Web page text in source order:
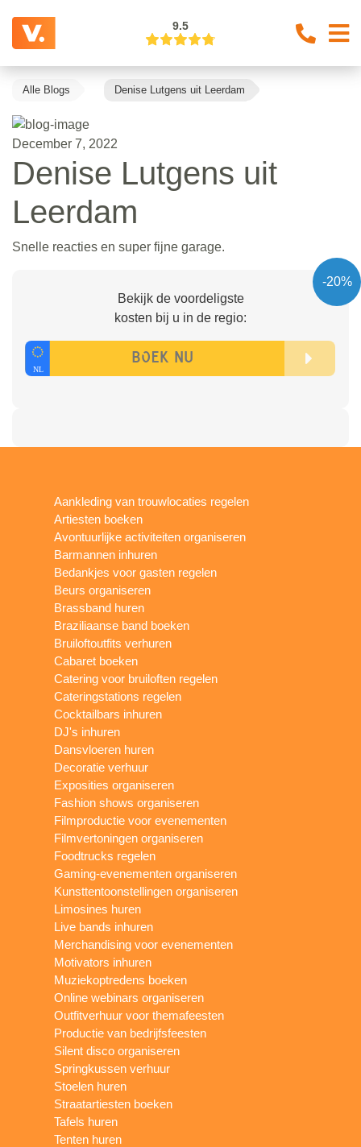
9.5
Alle Blogs Denise Lutgens uit Leerdam
December 7, 2022
Denise Lutgens uit
Leerdam
Snelle reacties en super fijne garage.
-20%
Bekijk de voordeligste
kosten bij u in de regio:
Aankleding van trouwlocaties regelen
Artiesten boeken
Avontuurlijke activiteiten organiseren
Barmannen inhuren
Bedankjes voor gasten regelen
Beurs organiseren
Brassband huren
Braziliaanse band boeken
Bruiloftoutfits verhuren
Cabaret boeken
Catering voor bruiloften regelen
Cateringstations regelen
Cocktailbars inhuren
DJ's inhuren
Dansvloeren huren
Decoratie verhuur
Exposities organiseren
Fashion shows organiseren
Filmproductie voor evenementen
Filmvertoningen organiseren
Foodtrucks regelen
Gaming-evenementen organiseren
Kunsttentoonstellingen organiseren
Limosines huren
Live bands inhuren
Merchandising voor evenementen
Motivators inhuren
Muziekoptredens boeken
Online webinars organiseren
Outfitverhuur voor themafeesten
Productie van bedrijfsfeesten
Silent disco organiseren
Springkussen verhuur
Stoelen huren
Straatartiesten boeken
Tafels huren
Tenten huren